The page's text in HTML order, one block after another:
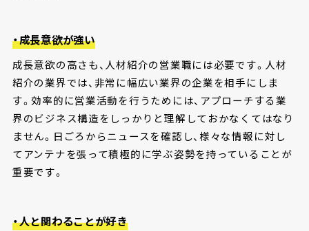
・成長意欲が強い
成長意欲の高さも、人材紹介の営業職には必要です。人材
紹介の業界では、非常に幅広い業界の企業を相手にしま
す。効率的に営業活動を行うためには、アプローチする業
界のビジネス構造をしっかりと理解しておかなくてはなり
ません。日ごろからニュースを確認し、様々な情報に対し
てアンテナを張って積極的に学ぶ姿勢を持っていることが
重要です。
・人と関わることが好き